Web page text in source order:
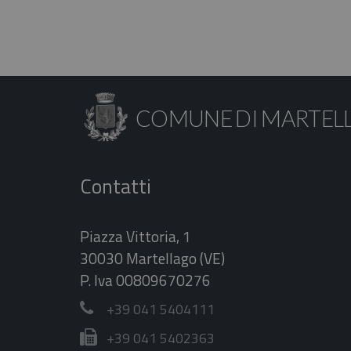
COMUNE DI
Contatti
Piazza Vittoria, 1
30030 Martellago (VE)
P. Iva 00809670276
+39 041 5404111
+39 041 5402363